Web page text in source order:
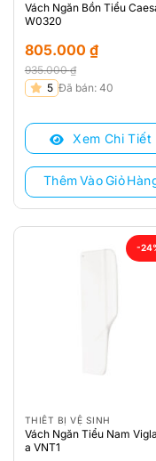
Vách Ngăn Bồn Tiểu
W0320
935.000₫
Giá
là:
935.000 ₫.
805.000 ₫
Giá
tại
805.000 ₫.
5 Đã bán: 40
Xem Chi Tiết
Thêm Vào Giỏ
-
THIẾT BỊ VỆ SINH
Vách Ngăn Tiểu Nam
a VNT1